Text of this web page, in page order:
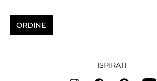
ORDINE
ISPIRATI